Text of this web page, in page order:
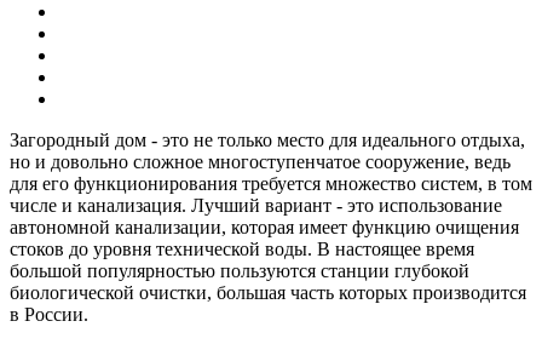
Загородный дом - это не только место для идеального отдыха,
но и довольно сложное многоступенчатое сооружение, ведь
для его функционирования требуется множество систем, в том
числе и канализация. Лучший вариант - это использование
автономной канализации, которая имеет функцию очищения
стоков до уровня технической воды. В настоящее время
большой популярностью пользуются станции глубокой
биологической очистки, большая часть которых производится
в России.